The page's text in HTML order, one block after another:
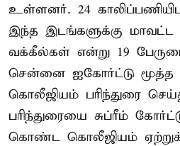
உள்ளனர். 24
இந்த இடங்களுக்கு மாவட்ட
வக்கீல்கள் என்று 19
சென்னை ஐகோர்ட்டு மூத்த
கொலீஜியம் பரிந்துரை
பரிந்துரையை சுப்ரீம்
கொண்ட கொலீஜியம்